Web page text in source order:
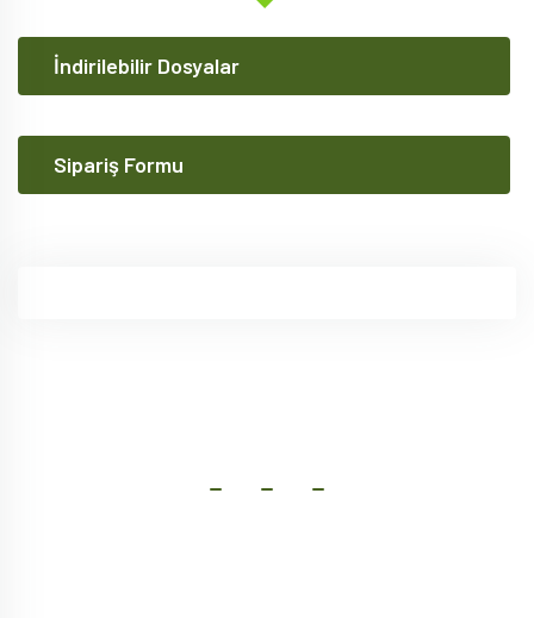
İndirilebilir Dosyalar
Sipariş Formu